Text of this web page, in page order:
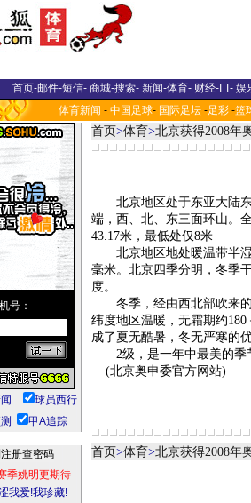
首页-邮件-短信- 商城-搜索- 新闻-体育- 财经-I T- 娱
体育新闻 - 中国足球- 国际足坛 -足彩 -篮
球员西行
甲A追踪
季姚明更期待
我爱!我珍藏!
首页>体育>北京获得2008年
北京地区处于东亚大陆东
端，西、北、东三面环山。
43.17米，最低处仅8米
北京地区地处暖温带半湿
毫米。北京四季分明，冬季
度。
冬季，经由西北部吹来的
纬度地区温暖，无霜期约
成了夏无酷暑，冬无严寒的
——2级，是一年中最美的季
(北京奥申委官方网站)
首页>体育>北京获得2008年